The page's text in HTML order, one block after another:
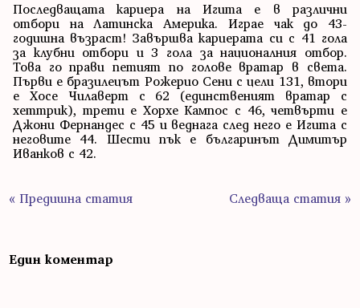
Последващата кариера на Игита е в различни
отбори на Латинска Америка. Играе чак до 43-
годишна възраст! Завършва кариерата си с 41 гола
за клубни отбори и 3 гола за националния отбор.
Това го прави петият по голове вратар в света.
Първи е бразилецът Рожерио Сени с цели 131, втори
е Хосе Чилаверт с 62 (единственият вратар с
хеттрик), трети е Хорхе Кампос с 46, четвърти е
Джони Фернандес с 45 и веднага след него е Игита с
неговите 44. Шести пък е българинът Димитър
Иванков с 42.
« Предишна статия Следваща статия »
Един коментар